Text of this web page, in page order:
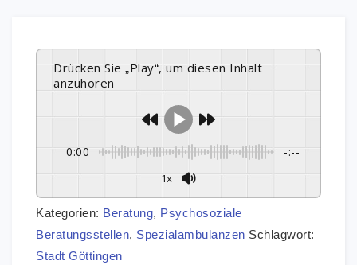
Drücken Sie „Play“, um diesen Inhalt
anzuhören
0:00 -:--
1x
Kategorien: Beratung, Psychosoziale
Beratungsstellen, Spezialambulanzen Schlagwort:
Stadt Göttingen